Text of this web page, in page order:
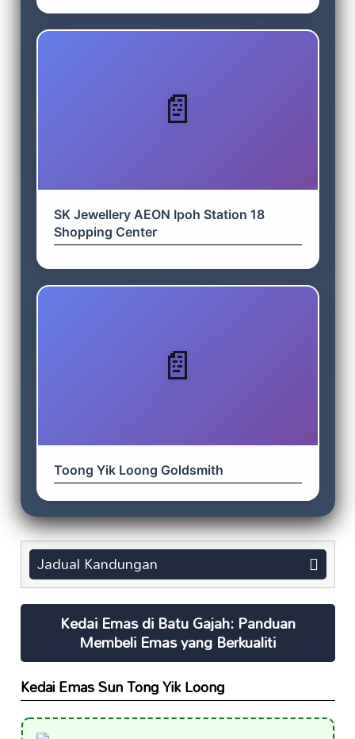
SK Jewellery AEON Ipoh Station 18
Shopping Center
Toong Yik Loong Goldsmith
Jadual Kandungan
Kedai Emas di Batu Gajah: Panduan
Membeli Emas yang Berkualiti
Kedai Emas Sun Tong Yik Loong